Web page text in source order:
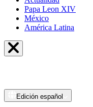
Papa Leon XIV
México
América Latina
Edición español